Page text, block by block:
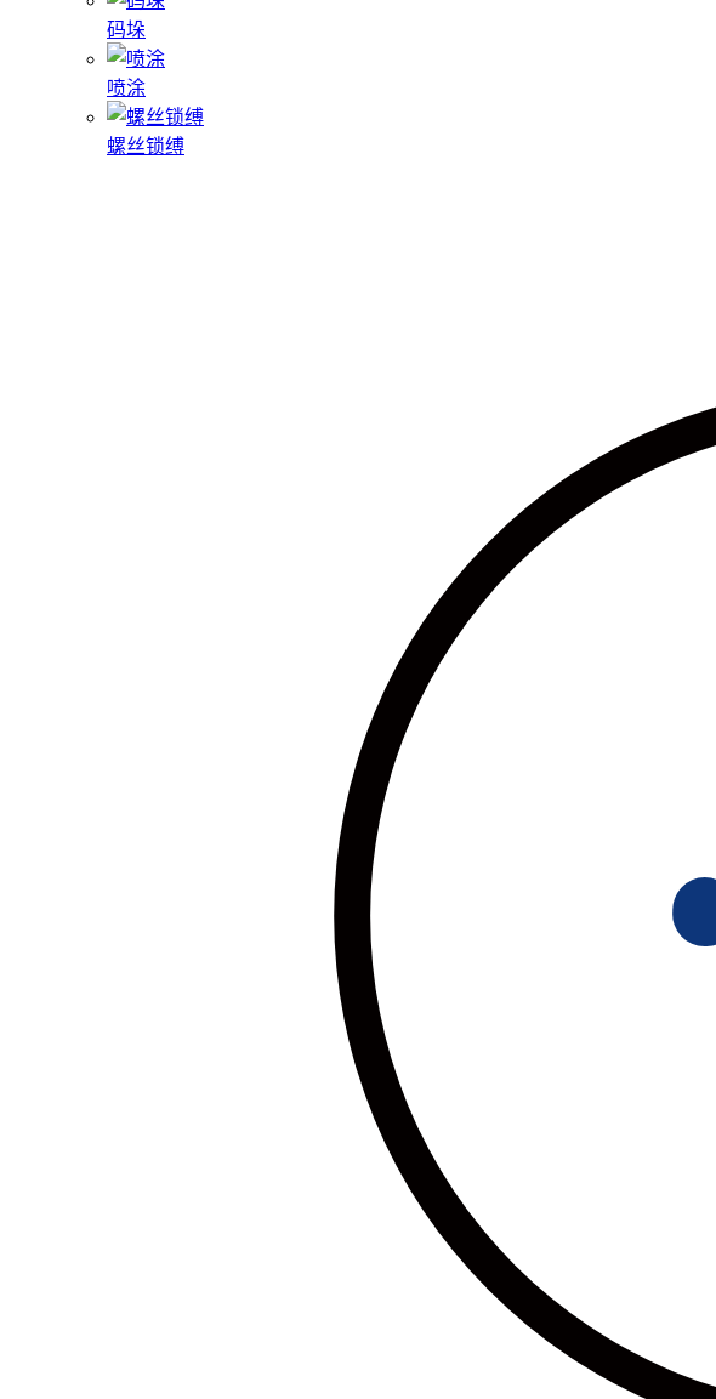
码垛
喷涂
螺丝锁缚